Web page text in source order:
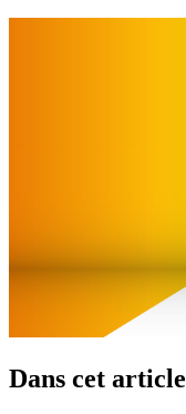
Dans cet article